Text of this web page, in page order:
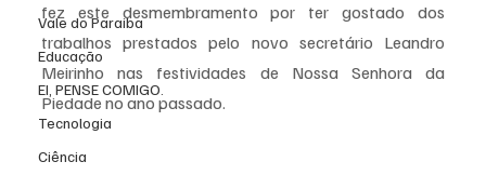
Vale do Paraiba
Educação
EI, PENSE COMIGO.
Tecnologia
Ciência
fez este desmembramento por ter gostado dos
trabalhos prestados pelo novo secretário Leandro
Meirinho nas festividades de Nossa Senhora da
Piedade no ano passado.